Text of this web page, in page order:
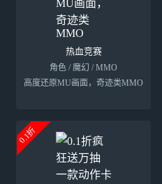
热血竞赛
角色 / 魔幻 / MMO
高度还原MU画面，奇迹类MMO
0.1折